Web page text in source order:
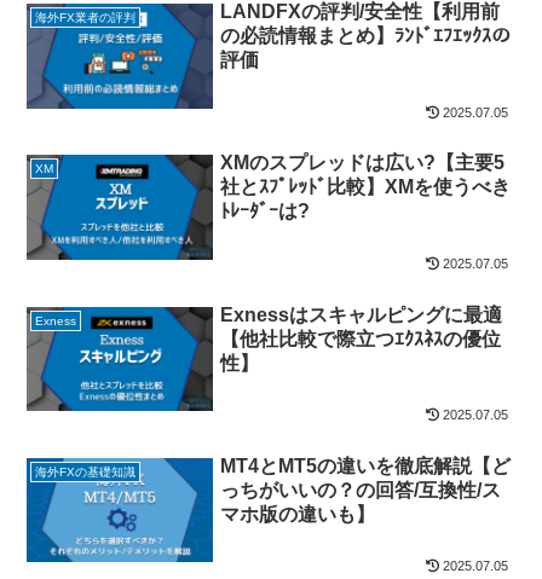
海外FX業者の評判
LANDFXの評判/安全性【利用前
の必読情報まとめ】ﾗﾝﾄﾞｴﾌｴｯｸｽの
評価
2025.07.05
XM
XMのスプレッドは広い?【主要5
社とｽﾌﾟﾚｯﾄﾞ比較】XMを使うべき
ﾄﾚｰﾀﾞｰは?
2025.07.05
Exness
Exnessはスキャルピングに最適
【他社比較で際立つｴｸｽﾈｽの優位
性】
2025.07.05
海外FXの基礎知識
MT4とMT5の違いを徹底解説【ど
っちがいいの？の回答/互換性/ス
マホ版の違いも】
2025.07.05